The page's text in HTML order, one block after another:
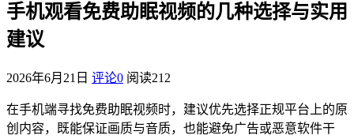
手机观看免费助眠视频的几种选择与实用
建议
2026年6月21日 评论0 阅读212
在手机端寻找免费助眠视频时，建议优先选择正规平台上的原
创内容，既能保证画质与音质，也能避免广告或恶意软件干